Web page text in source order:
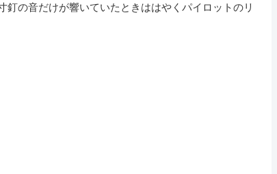
の音だけが響いていたときははやくパイロットのリ